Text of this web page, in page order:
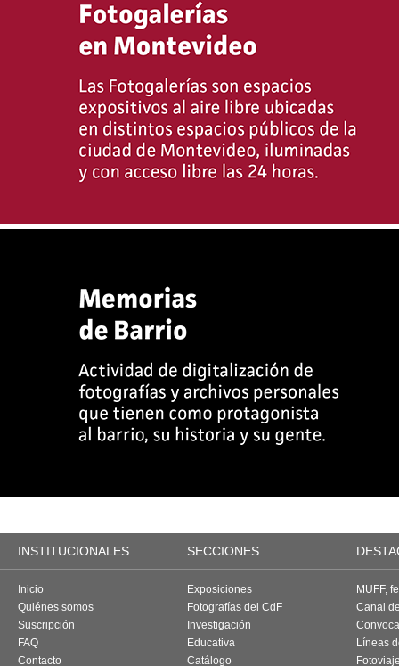
INSTITUCIONALES SECCIONES
Inicio
Quiénes somos
Suscripción
FAQ
Contacto
Exposiciones
Fotografías del CdF
Investigación
Educativa
Catálogo
MUFF,
Canal
Líneas